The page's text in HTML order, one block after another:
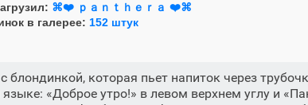
⌘❤️ ｐａｎｔｈｅｒａ ❤️⌘ㅤ
в галерее: 152 штук
которая пьет напиток через
«Доброе утро!» в левом верхнем углу и